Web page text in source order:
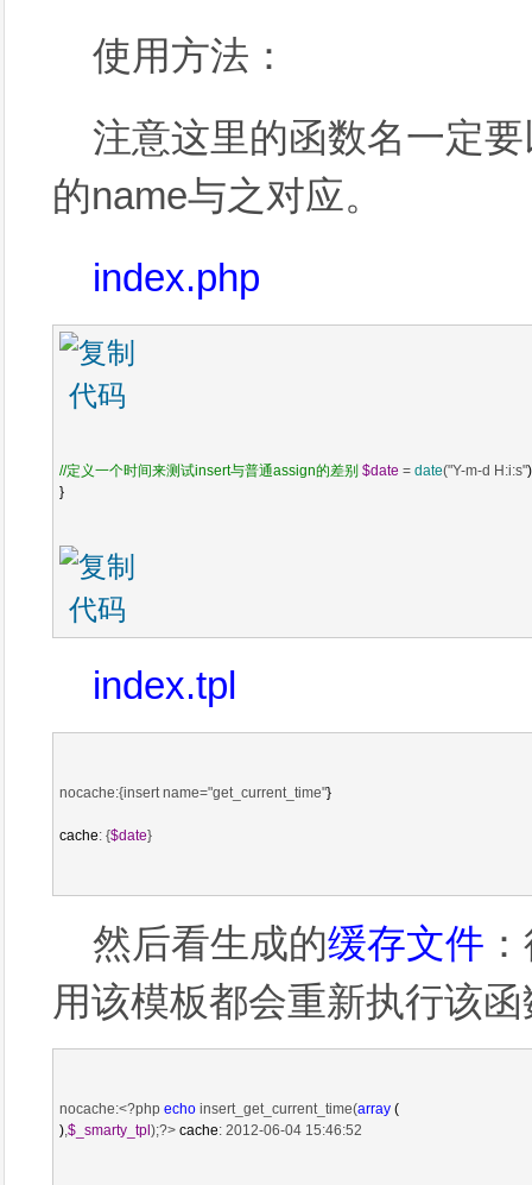
使用方法：
注意这里的函数名一定
的name与之对应。
index.php
//定义一个时间来测试insert与普通assign的差别 $date = date("Y-m-d H:i:s"
}
index.tpl
nocache:{insert name="get_current_time"}
cache: {$date}
然后看生成的缓存文件
用该模板都会重新执行该函
nocache:<?php echo insert_get_current_time(array (
),$_smarty_tpl );?> cache: 2012-06-04 15:46:52